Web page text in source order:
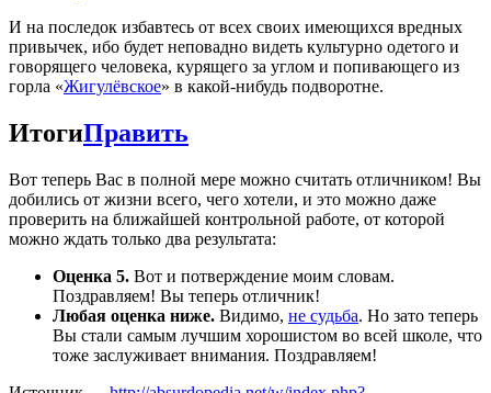
И на последок избавтесь от всех своих имеющихся вредных
привычек, ибо будет неповадно видеть культурно одетого и
говорящего человека, курящего за углом и попивающего из
горла «Жигулёвское» в какой-нибудь подворотне.
ИтогиПравить
Вот теперь Вас в полной мере можно считать отличником! Вы
добились от жизни всего, чего хотели, и это можно даже
проверить на ближайшей контрольной работе, от которой
можно ждать только два результата:
Оценка 5. Вот и потверждение моим словам.
Поздравляем! Вы теперь отличник!
Любая оценка ниже. Видимо, не судьба. Но зато теперь
Вы стали самым лучшим хорошистом во всей школе, что
тоже заслуживает внимания. Поздравляем!